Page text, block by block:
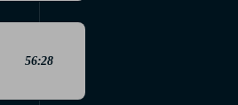
56:28